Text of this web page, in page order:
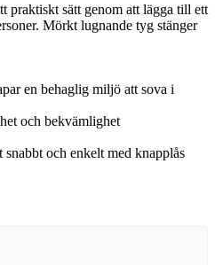
praktiskt sätt genom att lägga till ett
Mörkt lugnande tyg stänger
en behaglig miljö att sova i
och bekvämlighet
och enkelt med knapplås